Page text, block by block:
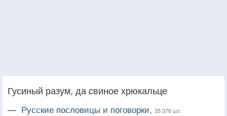
Гусиный разум, да свиное хрюкальце
— Русские пословицы и поговорки, 35 376 шт.